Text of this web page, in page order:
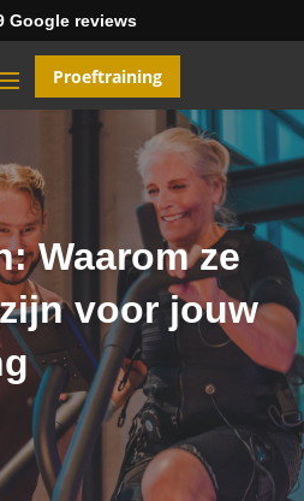
Google reviews
Proeftraining
Waarom ze
voor jouw